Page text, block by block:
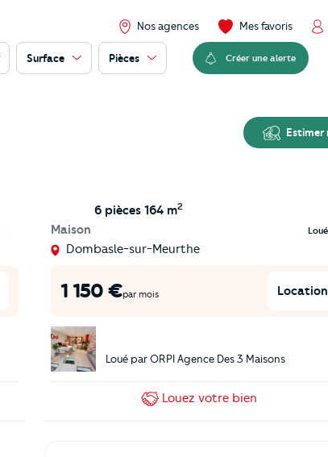
Nos agences Mes favoris
Surface Pièces Créer une alerte
Estimer
Maison
6 pièces 164 m2
Loué
Dombasle-sur-Meurthe
1 150 €par mois Location
Loué parORPI Agence Des 3 Maisons
Louez votre bien